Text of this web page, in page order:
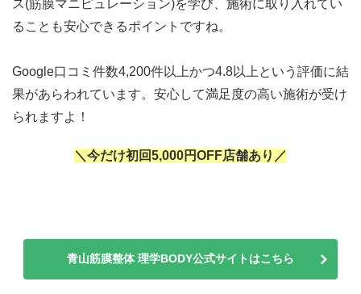
ス(筋膜マニピュレーション)を学び、施術に取り入れてい
ることも安心できるポイントですね。
Google口コミ件数4,200件以上かつ4.8以上という評価に結
果があらわれています。安心して満足度の高い施術が受け
られますよ！
＼今だけ初回5,000円OFF店舗あり／
青山筋膜整体 理学BODY公式サイトはこちら